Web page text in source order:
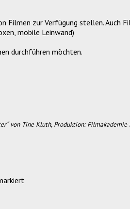
zur Verfügung stellen. Auch
mobile Leinwand)
durchführen möchten.
von Tine Kluth, Produktion: